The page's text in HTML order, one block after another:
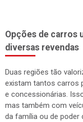
Opções de carros
diversas revendas
Duas regiões tão
existam tantos carros
e concessionárias.
mas também com
da família ou de poder